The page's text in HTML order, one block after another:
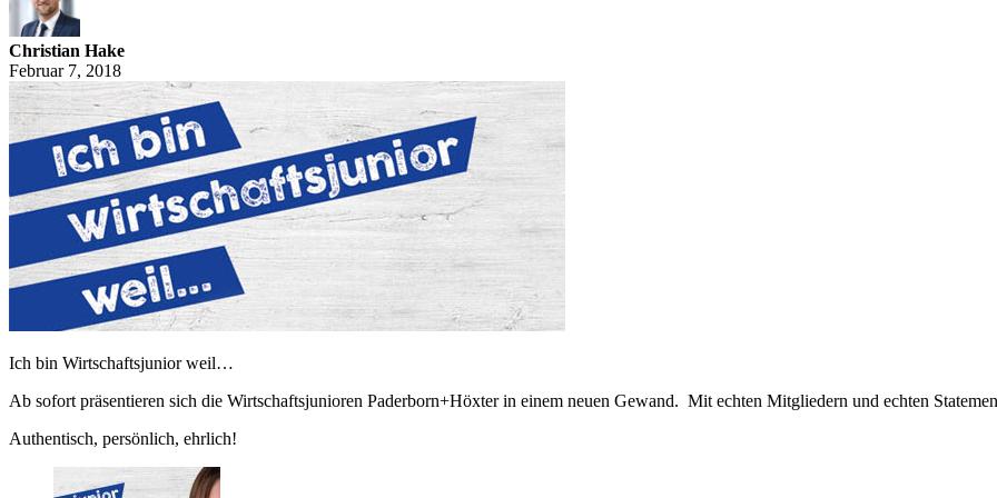
Christian Hake
Februar 7, 2018
Ich bin Wirtschaftsjunior weil…
Ab sofort präsentieren sich die Wirtschaftsjunioren Paderborn+Höxter in einem neuen Gewand. Mit echten Mitgliedern und echten
Authentisch, persönlich, ehrlich!